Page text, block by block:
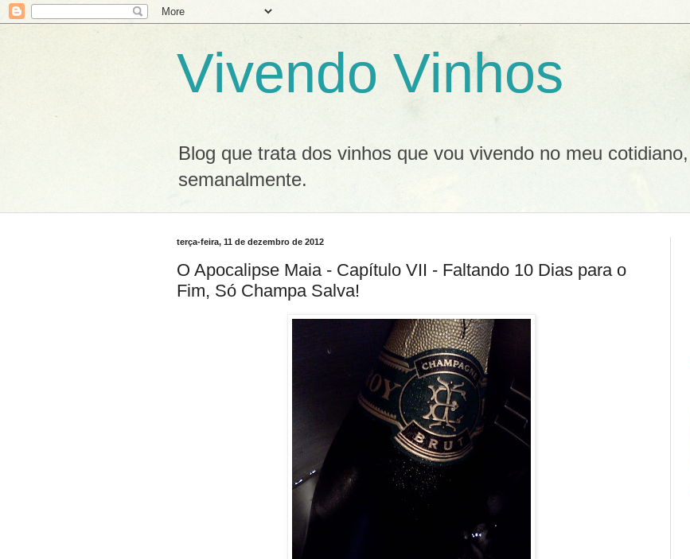
Vivendo Vinhos
Blog que trata dos vinhos que vou vivendo no meu
semanalmente.
terça-feira, 11 de dezembro de 2012
O Apocalipse Maia - Capítulo VII - Faltando 10 Dias para o
Fim, Só Champa Salva!